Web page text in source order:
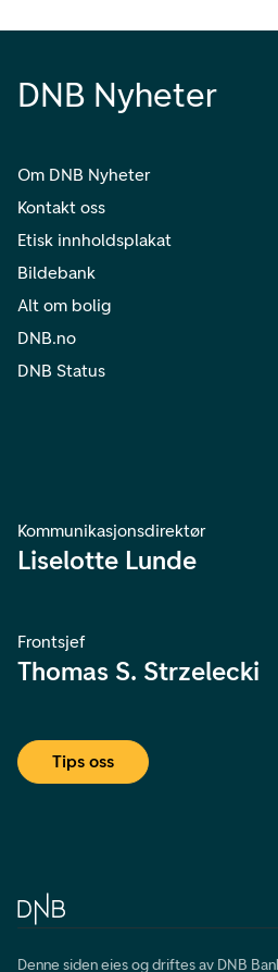
DNB Nyheter
Om DNB Nyheter
Kontakt oss
Etisk innholdsplakat
Bildebank
Alt om bolig
DNB.no
DNB Status
Kommunikasjonsdirektør
Liselotte Lunde
Frontsjef
Thomas S. Strzelecki
Tips oss
Denne siden eies og driftes av DNB